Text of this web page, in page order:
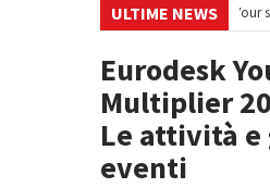
ULTIME NEWS
– Ciclo di webinar •
Your small
• Oxford Debate Lab –
Eurodesk
Multiplier
Le attività e
eventi